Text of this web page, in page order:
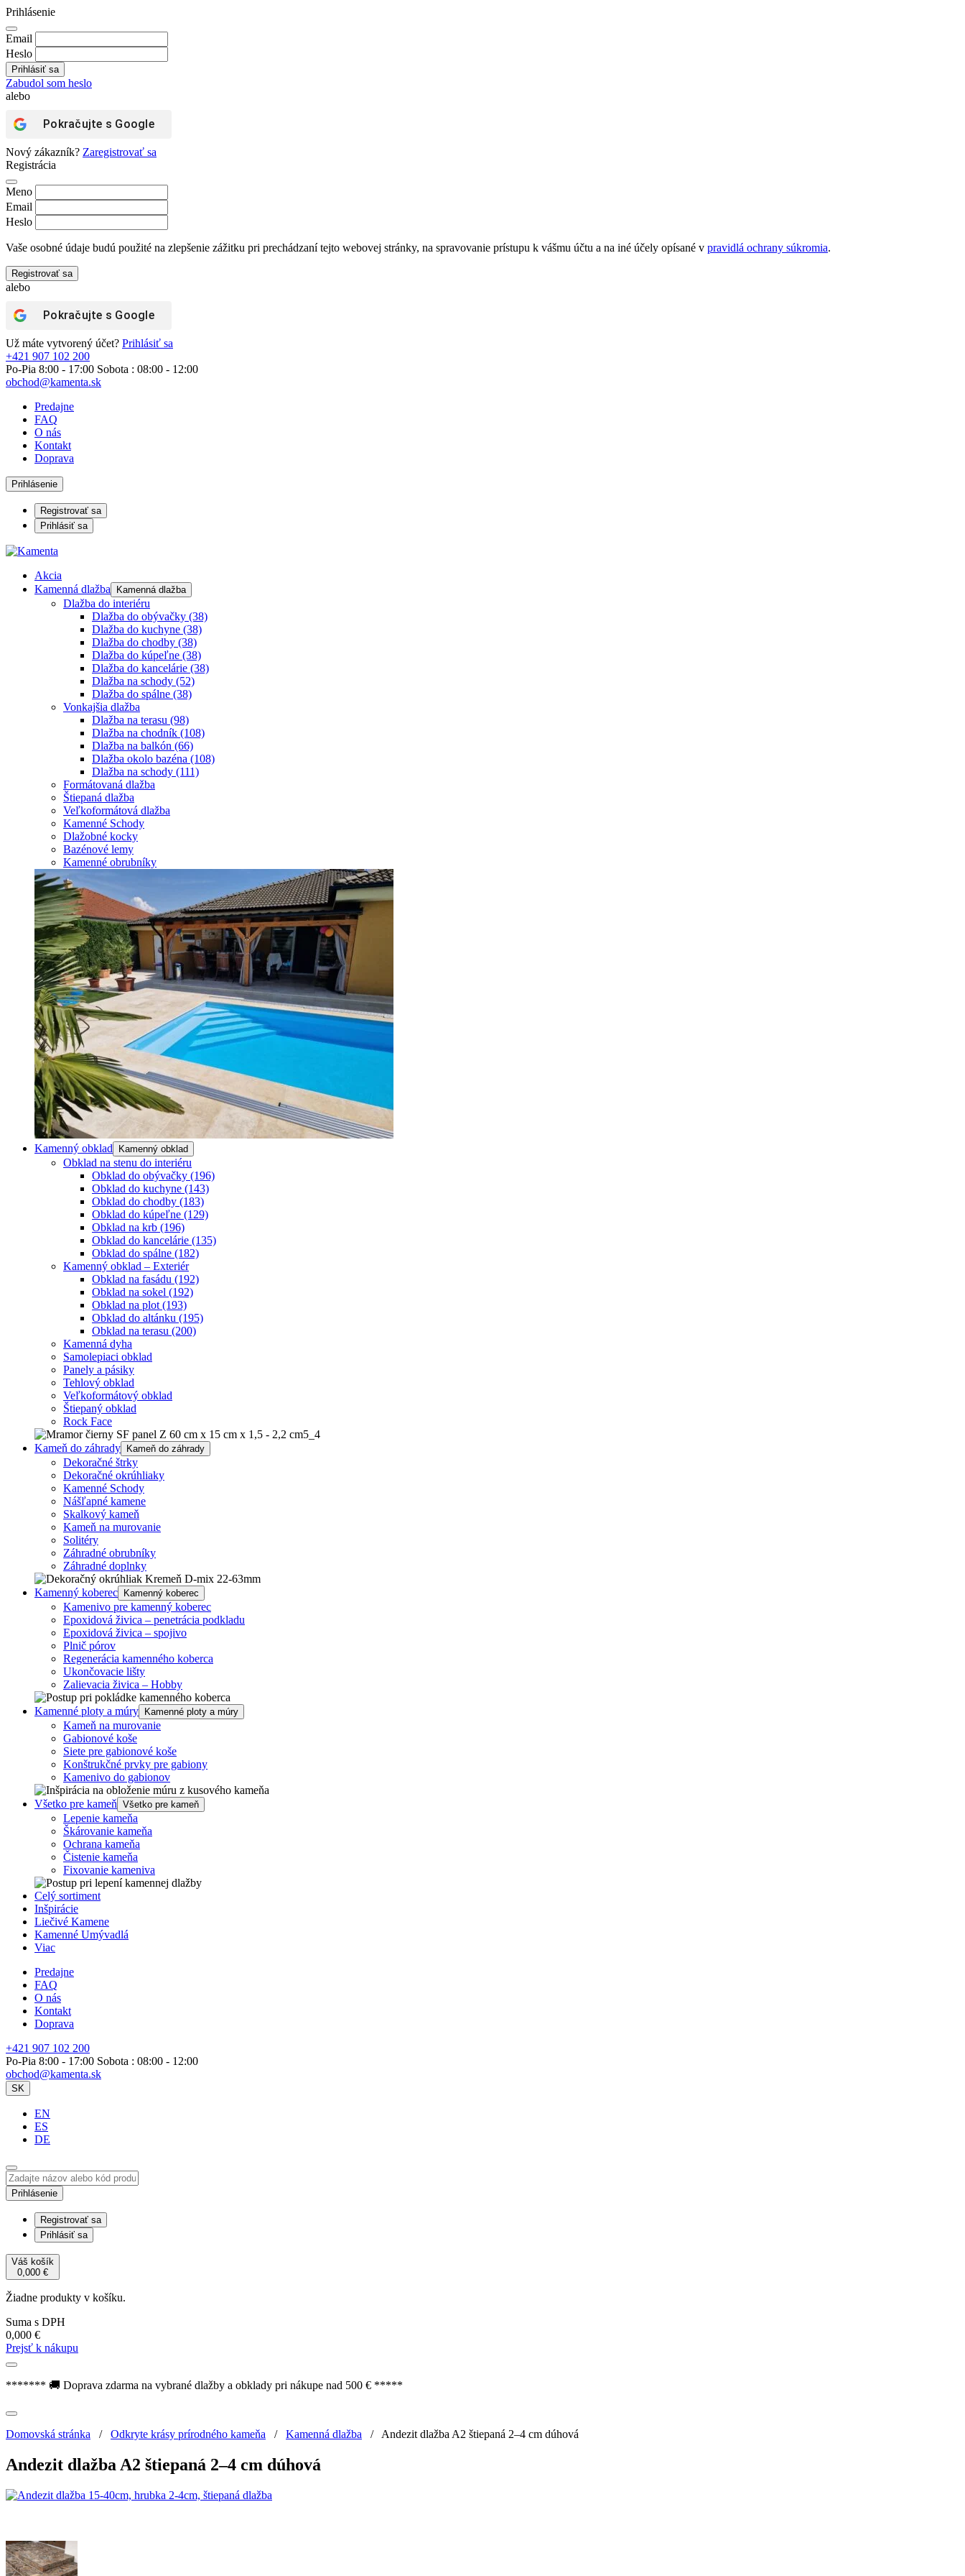
Prihlásenie
Email
Heslo
Zabudol som heslo
alebo
Pokračujte s Google
Nový zákazník? Zaregistrovať sa
Registrácia
Meno
Email
Heslo
Vaše osobné údaje budú použité na zlepšenie zážitku pri prechádzaní tejto webovej stránky, na spravovanie prístupu k vášmu účtu a na iné účely opísané v pravidlá ochrany súkromia.
Registrovať sa
alebo
Pokračujte s Google
Už máte vytvorený účet? Prihlásiť sa
+421 907 102 200
Po-Pia 8:00 - 17:00 Sobota : 08:00 - 12:00
obchod@kamenta.sk
Predajne
FAQ
O nás
Kontakt
Doprava
Prihlásenie
Registrovať sa
Prihlásiť sa
Akcia
Kamenná dlažba
Kamenná dlažba
Dlažba do interiéru
Dlažba do obývačky (38)
Dlažba do kuchyne (38)
Dlažba do chodby (38)
Dlažba do kúpeľne (38)
Dlažba do kancelárie (38)
Dlažba na schody (52)
Dlažba do spálne (38)
Vonkajšia dlažba
Dlažba na terasu (98)
Dlažba na chodník (108)
Dlažba na balkón (66)
Dlažba okolo bazéna (108)
Dlažba na schody (111)
Formátovaná dlažba
Štiepaná dlažba
Veľkoformátová dlažba
Kamenné Schody
Dlažobné kocky
Bazénové lemy
Kamenné obrubníky
Kamenný obklad Kamenný obklad
Obklad na stenu do interiéru
Obklad do obývačky (196)
Obklad do kuchyne (143)
Obklad do chodby (183)
Obklad do kúpeľne (129)
Obklad na krb (196)
Obklad do kancelárie (135)
Obklad do spálne (182)
Kamenný obklad – Exteriér
Obklad na fasádu (192)
Obklad na sokel (192)
Obklad na plot (193)
Obklad do altánku (195)
Obklad na terasu (200)
Kamenná dyha
Samolepiaci obklad
Panely a pásiky
Tehlový obklad
Veľkoformátový obklad
Štiepaný obklad
Rock Face
Kameň do záhrady Kameň do záhrady
Dekoračné štrky
Dekoračné okrúhliaky
Kamenné Schody
Nášľapné kamene
Skalkový kameň
Kameň na murovanie
Solitéry
Záhradné obrubníky
Záhradné doplnky
Kamenný koberec Kamenný koberec
Kamenivo pre kamenný koberec
Epoxidová živica – penetrácia podkladu
Epoxidová živica – spojivo
Plnič pórov
Regenerácia kamenného koberca
Ukončovacie lišty
Zalievacia živica – Hobby
Kamenné ploty a múry Kamenné ploty a múry
Kameň na murovanie
Gabionové koše
Siete pre gabionové koše
Konštrukčné prvky pre gabiony
Kamenivo do gabionov
Všetko pre kameň Všetko pre kameň
Lepenie kameňa
Škárovanie kameňa
Ochrana kameňa
Čistenie kameňa
Fixovanie kameniva
Celý sortiment
Inšpirácie
Liečivé Kamene
Kamenné Umývadlá
Viac
Predajne
FAQ
O nás
Kontakt
Doprava
+421 907 102 200
Po-Pia 8:00 - 17:00 Sobota : 08:00 - 12:00
obchod@kamenta.sk
SK
EN
ES
DE
Prihlásenie
Registrovať sa
Prihlásiť sa
Váš košík
0,000 €
Žiadne produkty v košíku.
Suma s DPH
0,000 €
Prejsť k nákupu
******* 🚚 Doprava zdarma na vybrané dlažby a obklady pri nákupe nad 500 € *****
Domovská stránka / Odkryte krásy prírodného kameňa / Kamenná dlažba / Andezit dlažba A2 štiepaná 2–4 cm dúhová
Andezit dlažba A2 štiepaná 2–4 cm dúhová